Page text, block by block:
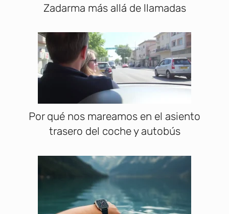
Zadarma más allá de llamadas
Por qué nos mareamos en el asiento
trasero del coche y autobús